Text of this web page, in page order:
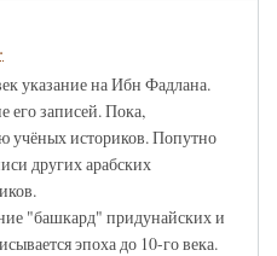
указание на Ибн Фадлана.
его записей. Пока,
учёных историков. Попутно
других арабских
"башкард" придунайских и
эпоха до 10-го века.